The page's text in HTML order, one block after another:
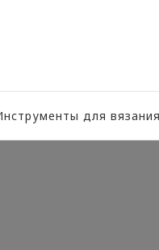
для вязания